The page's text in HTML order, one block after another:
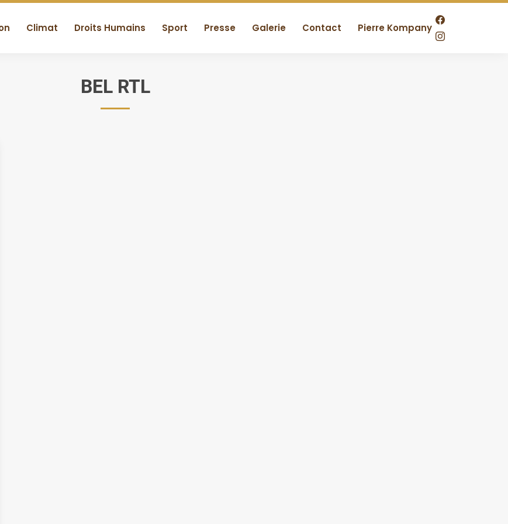
Climat Droits Humains Sport Presse Galerie Contact Pierre Kompany
BEL RTL